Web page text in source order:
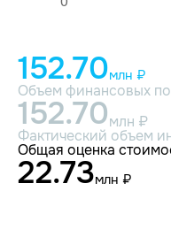
152.70млн ₽
Объем финансовых
152.70млн ₽
Фактический объем
Общая оценка
22.73млн ₽